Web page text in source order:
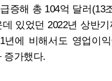
증해 총 104억 달러(13
있었던 2022년 상반
년에 비해서도 영업이
증가했다.